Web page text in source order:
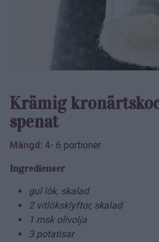
Krämig
spenat
Mängd: 4- 6 portioner
Ingredienser
gul lök, skalad
2 vitlöksklyftor, skalad
1 msk olivolja
3 potatisar